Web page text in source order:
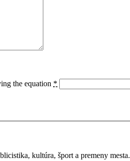
the equation *
kultúra, šport a premeny mesta.